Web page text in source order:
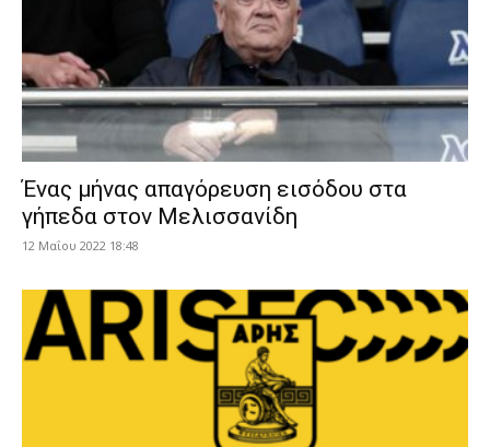
Ένας μήνας απαγόρευση εισόδου στα
γήπεδα στον Μελισσανίδη
12 Μαΐου 2022 18:48